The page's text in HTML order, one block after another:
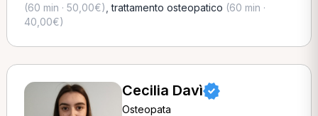
(60 min · 50,00€) ,trattamento osteopatico (60 min ·
40,00€)
Cecilia Davì
Osteopata